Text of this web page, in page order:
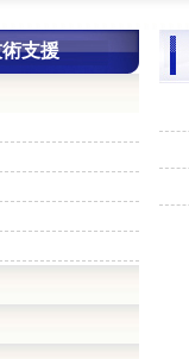
支援